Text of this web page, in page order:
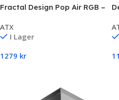
Fractal Design Pop Air RGB –
ATX
I Lager
1279 kr